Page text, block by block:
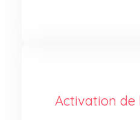
Activation de